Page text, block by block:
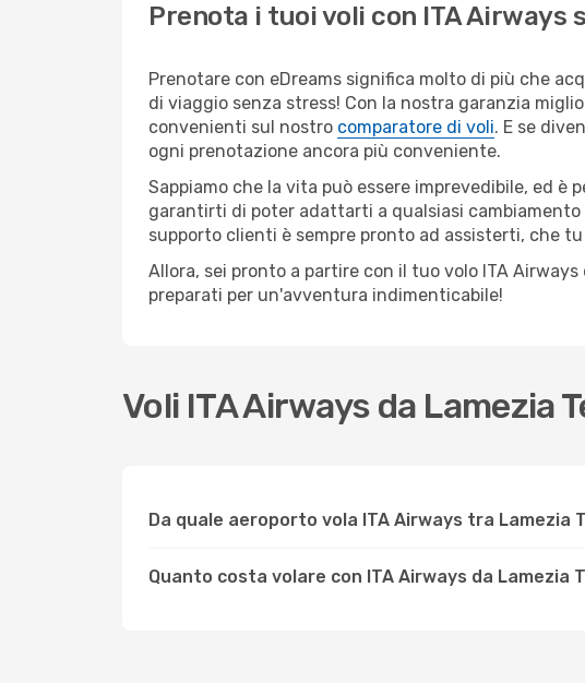
Prenota i tuoi voli con ITA Airways
Prenotare con eDreams significa molto di più che
di viaggio senza stress! Con la nostra garanzia
convenienti sul nostro comparatore di voli. E se
ogni prenotazione ancora più conveniente.
Sappiamo che la vita può essere imprevedibile, ed
garantirti di poter adattarti a qualsiasi
supporto clienti è sempre pronto ad assisterti, che
Allora, sei pronto a partire con il tuo volo ITA
preparati per un'avventura indimenticabile!
Voli ITA Airways da Lamezia
Da quale aeroporto vola ITA Airways tra Lamezia
Quanto costa volare con ITA Airways da Lamezia